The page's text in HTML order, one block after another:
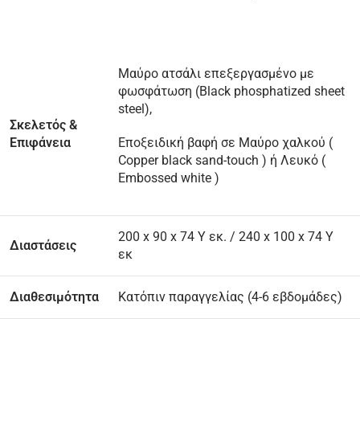
Σκελετός &
Επιφάνεια
Μαύρο ατσάλι επεξεργασμένο με
φωσφάτωση (Black phosphatized sheet
steel),
Εποξειδική βαφή σε Μαύρο χαλκού (
Copper black sand-touch ) ή Λευκό (
Embossed white )
Διαστάσεις
200 x 90 x 74 Υ εκ. / 240 x 100 x 74 Υ
εκ
Διαθεσιμότητα Κατόπιν παραγγελίας (4-6 εβδομάδες)